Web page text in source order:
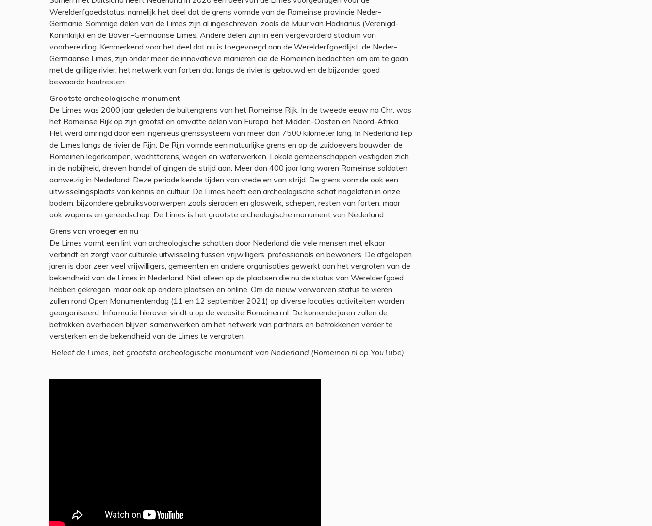
Werelderfgoedstatus: namelijk het deel dat de grens vormde van de Romeinse provincie Neder-
Germanië. Sommige delen van de Limes zijn al ingeschreven, zoals de Muur van Hadrianus (Verenigd-
Koninkrijk) en de Boven-Germaanse Limes. Andere delen zijn in een vergevorderd stadium van
voorbereiding. Kenmerkend voor het deel dat nu is toegevoegd aan de Werelderfgoedlijst, de Neder-
Germaanse Limes, zijn onder meer de innovatieve manieren die de Romeinen bedachten om om te gaan
met de grillige rivier, het netwerk van forten dat langs de rivier is gebouwd en de bijzonder goed
bewaarde houtresten.
Grootste archeologische monument
De Limes was 2000 jaar geleden de buitengrens van het Romeinse Rijk. In de tweede eeuw na Chr. was
het Romeinse Rijk op zijn grootst en omvatte delen van Europa, het Midden-Oosten en Noord-Afrika.
Het werd omringd door een ingenieus grenssysteem van meer dan 7500 kilometer lang. In Nederland liep
de Limes langs de rivier de Rijn. De Rijn vormde een natuurlijke grens en op de zuidoevers bouwden de
Romeinen legerkampen, wachttorens, wegen en waterwerken. Lokale gemeenschappen vestigden zich
in de nabijheid, dreven handel of gingen de strijd aan. Meer dan 400 jaar lang waren Romeinse soldaten
aanwezig in Nederland. Deze periode kende tijden van vrede en van strijd. De grens vormde ook een
uitwisselingsplaats van kennis en cultuur. De Limes heeft een archeologische schat nagelaten in onze
bodem: bijzondere gebruiksvoorwerpen zoals sieraden en glaswerk, schepen, resten van forten, maar
ook wapens en gereedschap. De Limes is het grootste archeologische monument van Nederland.
Grens van vroeger en nu
De Limes vormt een lint van archeologische schatten door Nederland die vele mensen met elkaar
verbindt en zorgt voor culturele uitwisseling tussen vrijwilligers, professionals en bewoners. De afgelopen
jaren is door zeer veel vrijwilligers, gemeenten en andere organisaties gewerkt aan het vergroten van de
bekendheid van de Limes in Nederland. Niet alleen op de plaatsen die nu de status van Werelderfgoed
hebben gekregen, maar ook op andere plaatsen en online. Om de nieuw verworven status te vieren
zullen rond Open Monumentendag (11 en 12 september 2021) op diverse locaties activiteiten worden
georganiseerd. Informatie hierover vindt u op de website Romeinen.nl. De komende jaren zullen de
betrokken overheden blijven samenwerken om het netwerk van partners en betrokkenen verder te
versterken en de bekendheid van de Limes te vergroten.
Beleef de Limes, het grootste archeologische monument van Nederland (Romeinen.nl op YouTube)